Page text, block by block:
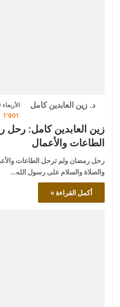
د. زين العابدين كامل
الأربعاء 29 رمضان 1447هـ 18-3-2026م
1٬901
زين العابدين كامل:
الطاعات والأعمال
رحل رمضان ولم ترحل الطاعات
والصلاة والسلام على رسول الله…
أكمل القراءة »